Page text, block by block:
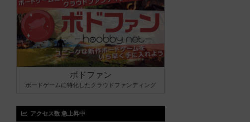
ボドファン
ボードゲームに特化したクラウドファンディング
アクセス数 急上昇中